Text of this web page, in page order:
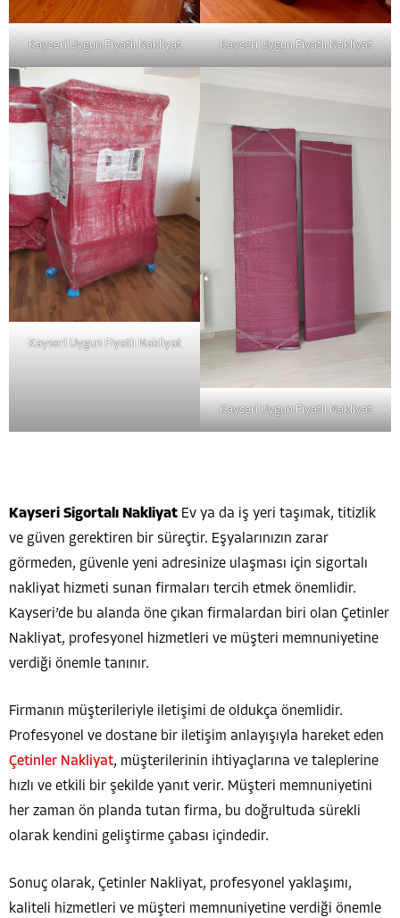
Kayseri Uygun Fiyatlı Nakliyat Kayseri Uygun Fiyatlı Nakliyat
Kayseri Uygun Fiyatlı Nakliyat
Kayseri Uygun Fiyatlı Nakliyat
Kayseri Sigortalı Nakliyat Ev ya da iş yeri taşımak, titizlik
ve güven gerektiren bir süreçtir. Eşyalarınızın zarar
görmeden, güvenle yeni adresinize ulaşması için sigortalı
nakliyat hizmeti sunan firmaları tercih etmek önemlidir.
Kayseri’de bu alanda öne çıkan firmalardan biri olan Çetinler
Nakliyat, profesyonel hizmetleri ve müşteri memnuniyetine
verdiği önemle tanınır.
Firmanın müşterileriyle iletişimi de oldukça önemlidir.
Profesyonel ve dostane bir iletişim anlayışıyla hareket eden
Çetinler Nakliyat, müşterilerinin ihtiyaçlarına ve taleplerine
hızlı ve etkili bir şekilde yanıt verir. Müşteri memnuniyetini
her zaman ön planda tutan firma, bu doğrultuda sürekli
olarak kendini geliştirme çabası içindedir.
Sonuç olarak, Çetinler Nakliyat, profesyonel yaklaşımı,
kaliteli hizmetleri ve müşteri memnuniyetine verdiği önemle